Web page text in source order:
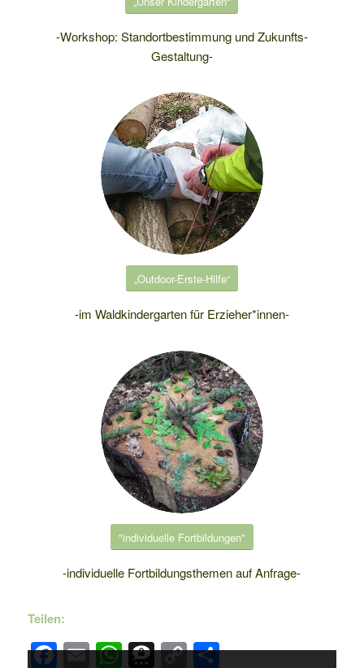
-Workshop: Standortbestimmung und Zukunfts-
Gestaltung-
„Outdoor-Erste-Hilfe“
-im Waldkindergarten für Erzieher*innen-
"individuelle Fortbildungen"
-individuelle Fortbildungsthemen auf Anfrage-
Teilen:
Facebook
EmailWhatsApp
Threema
CopyTeilen